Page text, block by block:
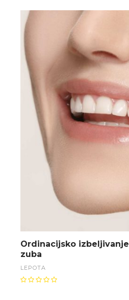
Ordinacijsko izbeljivanje
zuba
LEPOTA